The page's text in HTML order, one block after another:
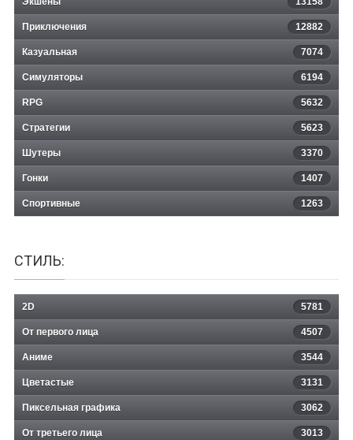
Harvest Days: My Dream Farm
Приключения 12882
Казуальная 7074
Симуляторы 6194
RPG 5632
Стратегии 5623
Шутеры 3370
Гонки 1407
Спортивные 1263
СТИЛЬ:
2D 5781
От первого лица 4507
Аниме 3544
Цветастые 3131
Пиксельная графика 3062
От третьего лица 3013